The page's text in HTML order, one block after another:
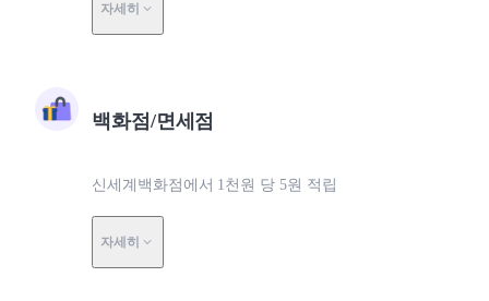
자세히
백화점/면세점
신세계백화점에서 1천원 당 5원 적립
자세히